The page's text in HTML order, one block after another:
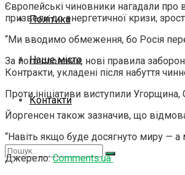
Політика
Наше місто
Контакти
Європейські чиновники нагадали
призвели до енергетичної кризи,
“Ми вводимо обмеження, бо Росія
За його словами, нові правила
Контракти, укладені після набуття
Проти ініціативи виступили
Йоргенсен також зазначив, що
“Навіть якщо буде досягнуто миру —
Джерело:Comments.ua